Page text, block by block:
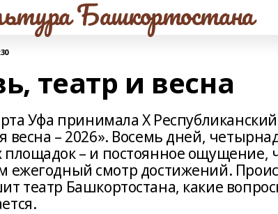
Башкортостана
театр и весна
Уфа принимала Х
весна – 2026». Восемь дней,
площадок – и постоянное ощущение,
ежегодный смотр достижений.
театр Башкортостана, какие